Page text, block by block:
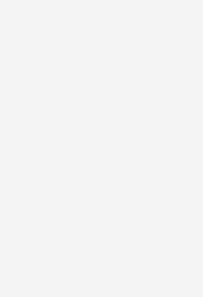
bei
DEPI-Pelletpreis bei
gewohnten Bereich
t und im Dezember